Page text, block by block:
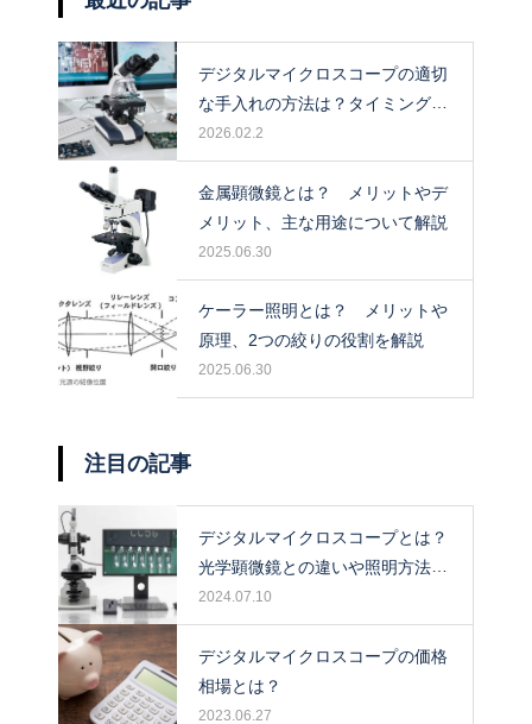
デジタルマイクロスコープの適切
な手入れの方法は？タイミングや
保管場所も解説！
2026.02.2
金属顕微鏡とは？ メリットやデ
メリット、主な用途について解説
2025.06.30
ケーラー照明とは？ メリットや
原理、2つの絞りの役割を解説
2025.06.30
注目の記事
デジタルマイクロスコープとは？
光学顕微鏡との違いや照明方法に
ついて解説！
2024.07.10
デジタルマイクロスコープの価格
相場とは？
2023.06.27